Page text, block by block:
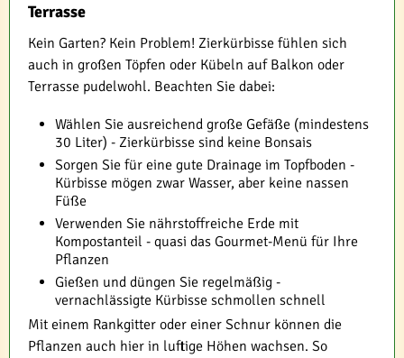
Terrasse
Kein Garten? Kein Problem! Zierkürbisse fühlen sich
auch in großen Töpfen oder Kübeln auf Balkon oder
Terrasse pudelwohl. Beachten Sie dabei:
Wählen Sie ausreichend große Gefäße (mindestens
30 Liter) - Zierkürbisse sind keine Bonsais
Sorgen Sie für eine gute Drainage im Topfboden -
Kürbisse mögen zwar Wasser, aber keine nassen
Füße
Verwenden Sie nährstoffreiche Erde mit
Kompostanteil - quasi das Gourmet-Menü für Ihre
Pflanzen
Gießen und düngen Sie regelmäßig -
vernachlässigte Kürbisse schmollen schnell
Mit einem Rankgitter oder einer Schnur können die
Pflanzen auch hier in luftige Höhen wachsen. So